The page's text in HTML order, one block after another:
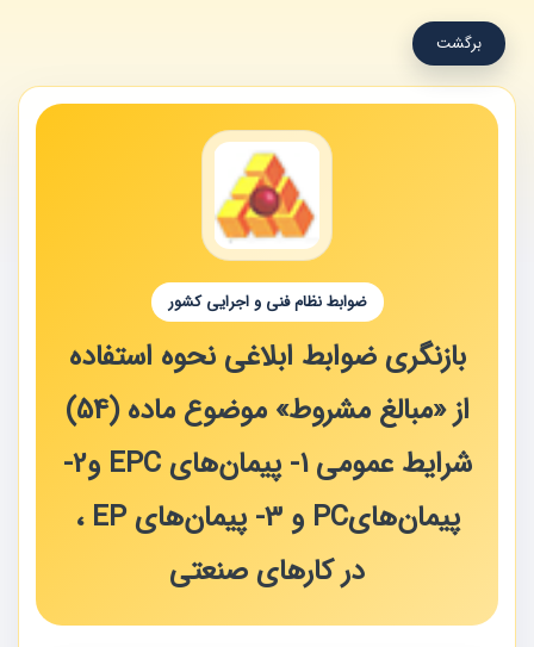
برگشت
ضوابط نظام فنی و اجرایی کشور
بازنگری ضوابط ابلاغی نحوه استفاده
از «مبالغ مشروط» موضوع ماده (54)
شرایط عمومی 1- پیمان‌های EPC و2-
پیمان‌هایPC و 3- پیمان‌های EP ،
در کارهای صنعتی